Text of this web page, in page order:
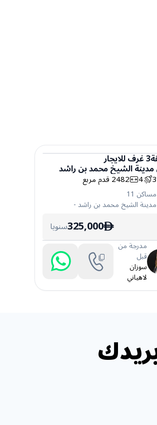
3غرفللايجار
مدينة الشيخ محمد بن راشد
3
4
2482قدم مربع
مساكن 11
مدينة الشيخ محمد بن راشد-
ê
325,000سنويا
مدرجة من
قبل
سوزان
لاهياني